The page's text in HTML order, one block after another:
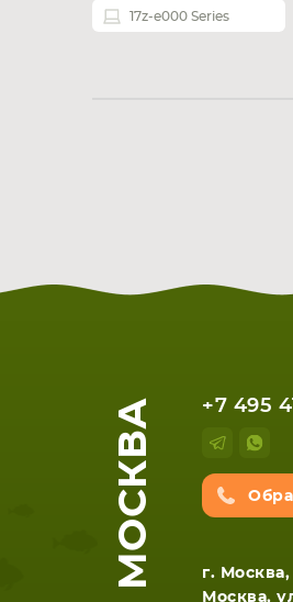
17z-e000 Series
МОСКВА +7 495
г. Москва,
Москва,